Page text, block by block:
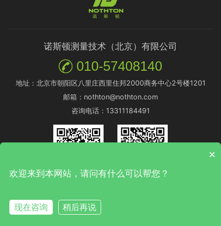
诺斯顿测量技术（北京）有限公司
010-57408140
地址：北京市朝阳区八里庄西里住邦2000商务中心2号楼1201
邮箱：nothton@nothton.com
咨询电话：13311184491
Copyright©2016-2026 诺斯顿测量技术(北京)有限公司 All Rights
×
欢迎来到本网站，请问有什么可以帮您？
现在咨询 稍后再说